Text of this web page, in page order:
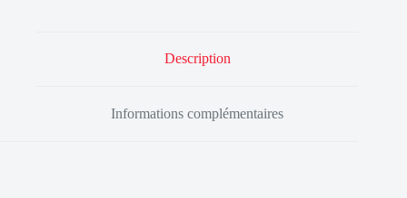
Description
Informations complémentaires